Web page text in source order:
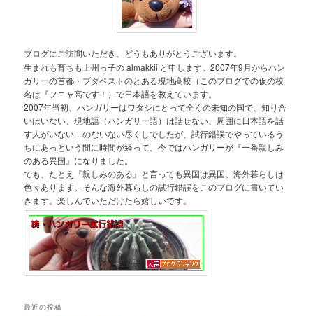
ブログにご訪問いただき、どうもありがとうございます。
生まれも育ちも上州っ子の almakkii と申します。2007年9月からハン
ガリーの首都・ブダペストのとある現地高校（このブログでの仮の校
名は『フニャ高です！）で日本語を教えています。
2007年当初、ハンガリーはワタシにとって全くの未知の国で、知り合
いはいない、現地語（ハンガリー語）は話せない、周囲に日本語を話
す人がいない…のないない尽くしでしたが、試行錯誤でやっているう
ちにあっという間に時間が経って、今ではハンガリーが『一番親しみ
のある異国』になりました。
でも、たとえ『親しみのある』と言っても異国は異国。海外暮らしは
色々あります。そんな海外暮らしの試行錯誤をこのブログに書いてい
きます。楽しんでいただけたら嬉しいです。
最近の投稿